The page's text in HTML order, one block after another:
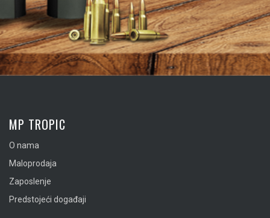
MP TROPIC
O nama
Maloprodaja
Zaposlenje
Predstojeći događaji